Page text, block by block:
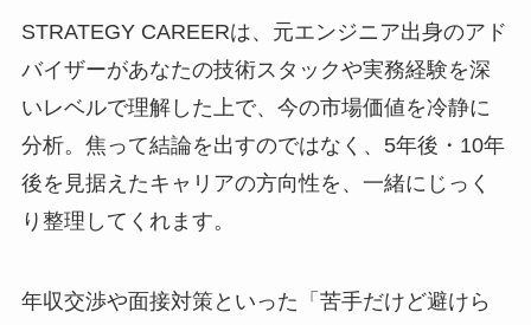
STRATEGY CAREERは、元エンジニア出身のアド
バイザーがあなたの技術スタックや実務経験を深
いレベルで理解した上で、今の市場価値を冷静に
分析。焦って結論を出すのではなく、5年後・10年
後を見据えたキャリアの方向性を、一緒にじっく
り整理してくれます。
年収交渉や面接対策といった「苦手だけど避けら